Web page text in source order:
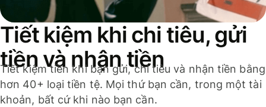
Tiết kiệm khi chi tiêu, gửi
tiền và nhận tiền
Tiết kiệm tiền khi bạn gửi, chi tiêu và nhận tiền bằng
hơn 40+ loại tiền tệ. Mọi thứ bạn cần, trong một tài
khoản, bất cứ khi nào bạn cần.